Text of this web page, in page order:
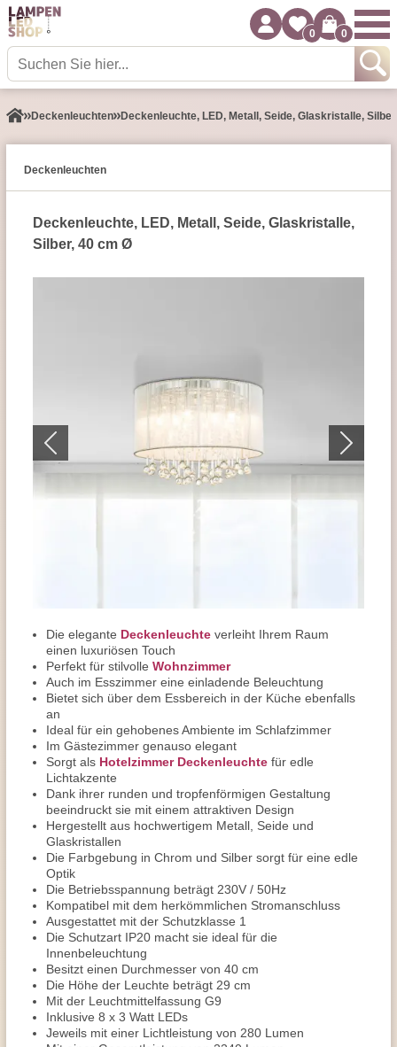
0 0
Decken­leuchten Deckenleuchte, LED, Metall, Seide, Glaskristalle,
Decken­leuchten
Deckenleuchte, LED, Metall, Seide, Glaskristalle,
Silber, 40 cm Ø
Die elegante Deckenleuchte verleiht Ihrem Raum
einen luxuriösen Touch
Perfekt für stilvolle Wohnzimmer
Auch im Esszimmer eine einladende Beleuchtung
Bietet sich über dem Essbereich in der Küche ebenfalls
an
Ideal für ein gehobenes Ambiente im Schlafzimmer
Im Gästezimmer genauso elegant
Sorgt als Hotelzimmer Deckenleuchte für edle
Lichtakzente
Dank ihrer runden und tropfenförmigen Gestaltung
beeindruckt sie mit einem attraktiven Design
Hergestellt aus hochwertigem Metall, Seide und
Glaskristallen
Die Farbgebung in Chrom und Silber sorgt für eine edle
Optik
Die Betriebsspannung beträgt 230V / 50Hz
Kompatibel mit dem herkömmlichen Stromanschluss
Ausgestattet mit der Schutzklasse 1
Die Schutzart IP20 macht sie ideal für die
Innenbeleuchtung
Besitzt einen Durchmesser von 40 cm
Die Höhe der Leuchte beträgt 29 cm
Mit der Leuchtmittelfassung G9
Inklusive 8 x 3 Watt LEDs
Jeweils mit einer Lichtleistung von 280 Lumen